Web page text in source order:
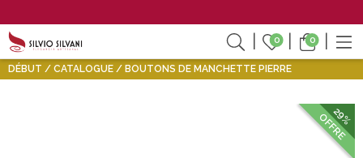
0 0
DÉBUT CATALOGUE BOUTONS DE MANCHETTE PIERRE
29%
OFFRE